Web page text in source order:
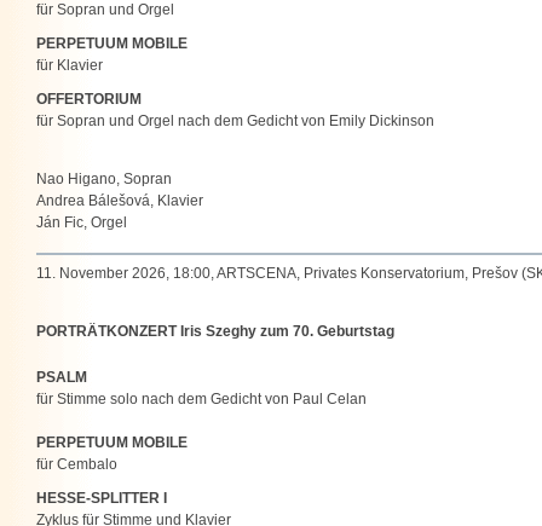
für Sopran und Orgel
PERPETUUM MOBILE
für Klavier
OFFERTORIUM
für Sopran und Orgel nach dem Gedicht von Emily Dickinson
Nao Higano, Sopran
Andrea Bálešová, Klavier
Ján Fic, Orgel
11. November 2026, 18:00, ARTSCENA, Privates Konservatorium, Prešov
PORTRÄTKONZERT Iris Szeghy zum 70. Geburtstag
PSALM
für Stimme solo nach dem Gedicht von Paul Celan
PERPETUUM MOBILE
für Cembalo
HESSE-SPLITTER I
Zyklus für Stimme und Klavier